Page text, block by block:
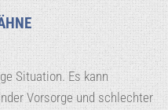
Situation. Es kann
Vorsorge und schlechter